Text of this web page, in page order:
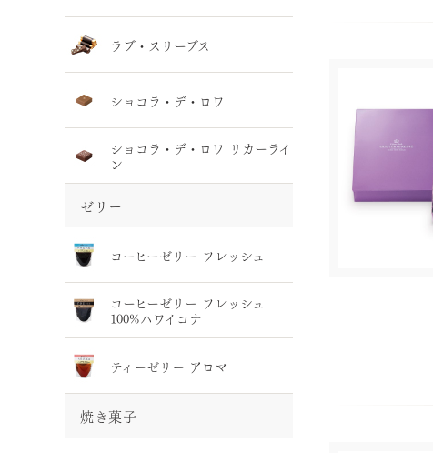
ラブ・スリーブス
ショコラ・デ・ロワ
ショコラ・デ・ロワ リカーライ
ン
ゼリー
コーヒーゼリー フレッシュ
コーヒーゼリー フレッシュ
100%ハワイコナ
ティーゼリー アロマ
焼き菓子